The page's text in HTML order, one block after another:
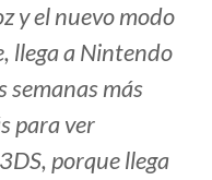
y el nuevo modo
llega a Nintendo
semanas más
para ver
porque llega